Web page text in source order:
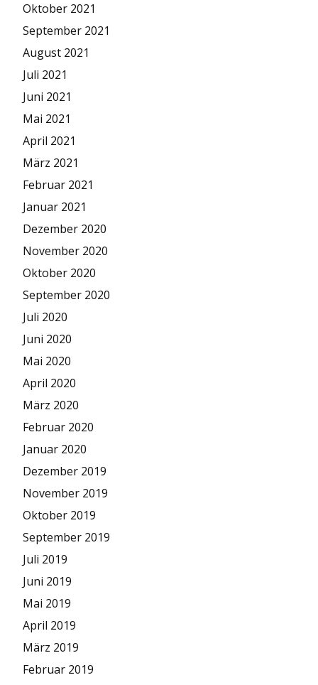
Oktober 2021
September 2021
August 2021
Juli 2021
Juni 2021
Mai 2021
April 2021
März 2021
Februar 2021
Januar 2021
Dezember 2020
November 2020
Oktober 2020
September 2020
Juli 2020
Juni 2020
Mai 2020
April 2020
März 2020
Februar 2020
Januar 2020
Dezember 2019
November 2019
Oktober 2019
September 2019
Juli 2019
Juni 2019
Mai 2019
April 2019
März 2019
Februar 2019